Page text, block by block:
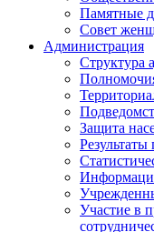
Памятные
Совет
Администрация
Структура
Защита
Результаты
Участие в